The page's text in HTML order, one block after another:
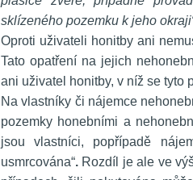
klízeného pozemku k jeho
Oproti uživateli honitby ani
Tato opatření na jejich
ani uživatel honitby, v níž se tyto
Na vlastníky či nájemce
pozemky honebními a
jsou vlastníci, popřípadě
usmrcována“. Rozdíl je ale ve